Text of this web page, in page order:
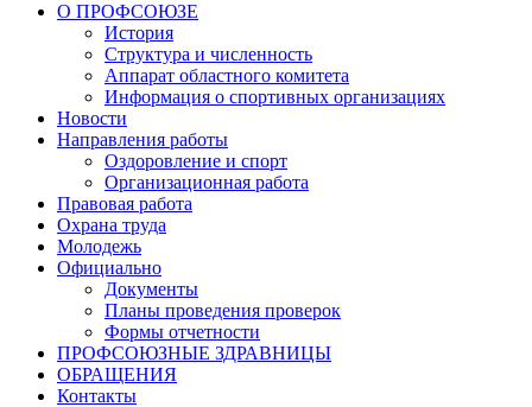
О ПРОФСОЮЗЕ
История
Структура и численность
Аппарат областного комитета
Информация о спортивных организациях
Новости
Направления работы
Оздоровление и спорт
Организационная работа
Правовая работа
Охрана труда
Молодежь
Официально
Документы
Планы проведения проверок
Формы отчетности
ПРОФСОЮЗНЫЕ ЗДРАВНИЦЫ
ОБРАЩЕНИЯ
Контакты